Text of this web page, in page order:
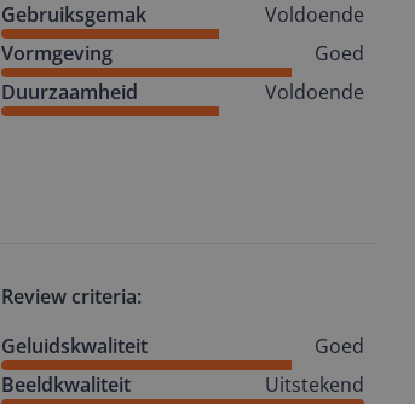
Gebruiksgemak
Voldoende
Vormgeving
Goed
Duurzaamheid
Voldoende
Review criteria:
Geluidskwaliteit
Goed
Beeldkwaliteit
Uitstekend